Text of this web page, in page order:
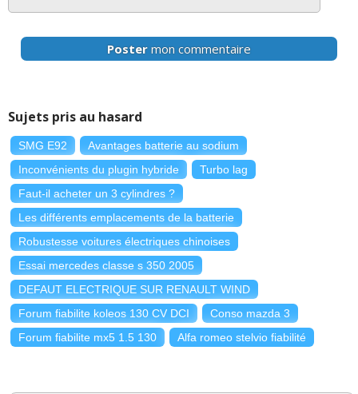
Poster mon commentaire
Sujets pris au hasard
SMG E92
Avantages batterie au sodium
Inconvénients du plugin hybride
Turbo lag
Faut-il acheter un 3 cylindres ?
Les différents emplacements de la batterie
Robustesse voitures électriques chinoises
Essai mercedes classe s 350 2005
DEFAUT ELECTRIQUE SUR RENAULT WIND
Forum fiabilite koleos 130 CV DCI
Conso mazda 3
Forum fiabilite mx5 1.5 130
Alfa romeo stelvio fiabilité